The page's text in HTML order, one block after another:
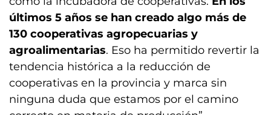
últimos 5 años se han creado algo más de
130 cooperativas agropecuarias y
agroalimentarias. Eso ha permitido revertir la
tendencia histórica a la reducción de
cooperativas en la provincia y marca sin
ninguna duda que estamos por el camino